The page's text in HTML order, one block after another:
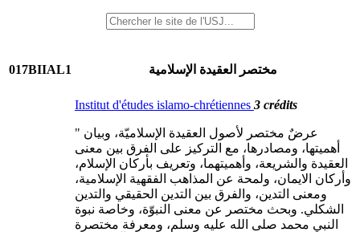
017BIIAL1 مختصر العقيدة الإسلامية
Institut d'études islamo-chrétiennes 3 crédits
" عرضٌ مختصر لأصول العقيدة الإسلاميّة، وبيان
أهميتها، ومصادرها، مع التركيز على الفرق بين معنى
العقيدة والشريعة، وأهميتهما، وتعريف بأركان الإسلام،
وأركان الايمان، ولمحة عن المذاهب الفقهية الإسلامية،
ومعنى التدين، والفرق بين التدين الحقيقي والتدين
الشكلي. وبحث مختصر عن معنى النبوّة، وخاصة نبوة
النبي محمد صلى الله عليه وسلم، ومعرفة مختصرة